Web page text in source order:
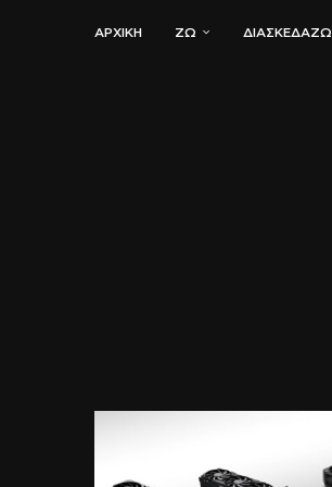
ΑΡΧΙΚΗ ΖΏ ΔΙΑΣΚΕΔΆΖΩ